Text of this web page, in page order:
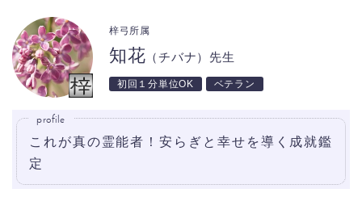
知花 （チバナ）先生
梓弓所属
初回１分単位OK ベテラン
profile
これが真の霊能者！安らぎと幸せを導く成就鑑
定